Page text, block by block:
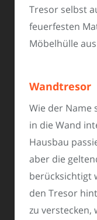
Tresor selbst
feuerfesten
Möbelhülle
Wandtresor
Wie der Name
in die Wand
Hausbau
aber die
berücksichtigt
den Tresor
zu verstecken,